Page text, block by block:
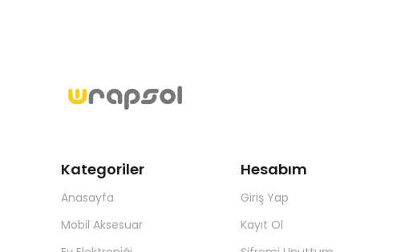
Kategoriler
Anasayfa
Mobil Aksesuar
Hesabım
Giriş Yap
Kayıt Ol